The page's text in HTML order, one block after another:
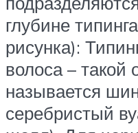
глубине
рисунка):
волоса – такой
называется
серебристый